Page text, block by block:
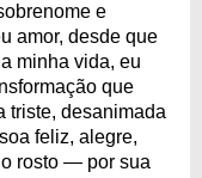
e
amor, desde que
minha vida, eu
que
triste, desanimada
feliz, alegre,
rosto — por sua